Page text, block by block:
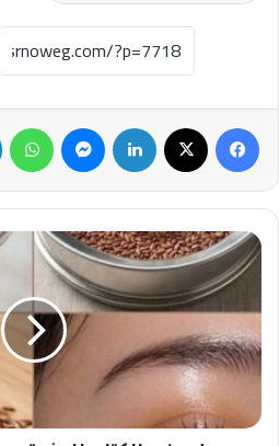
فيسبوك لينكدإن ماسنجر
جل
بذور
الكتان
للبشرة..
وصفة
طبيعية
تمنح
الترطيب
والنضارة